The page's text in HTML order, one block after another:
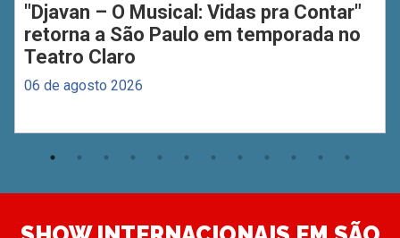
"Djavan – O Musical: Vidas pra Contar"
retorna a São Paulo em temporada no
Teatro Claro
06 de agosto 2026